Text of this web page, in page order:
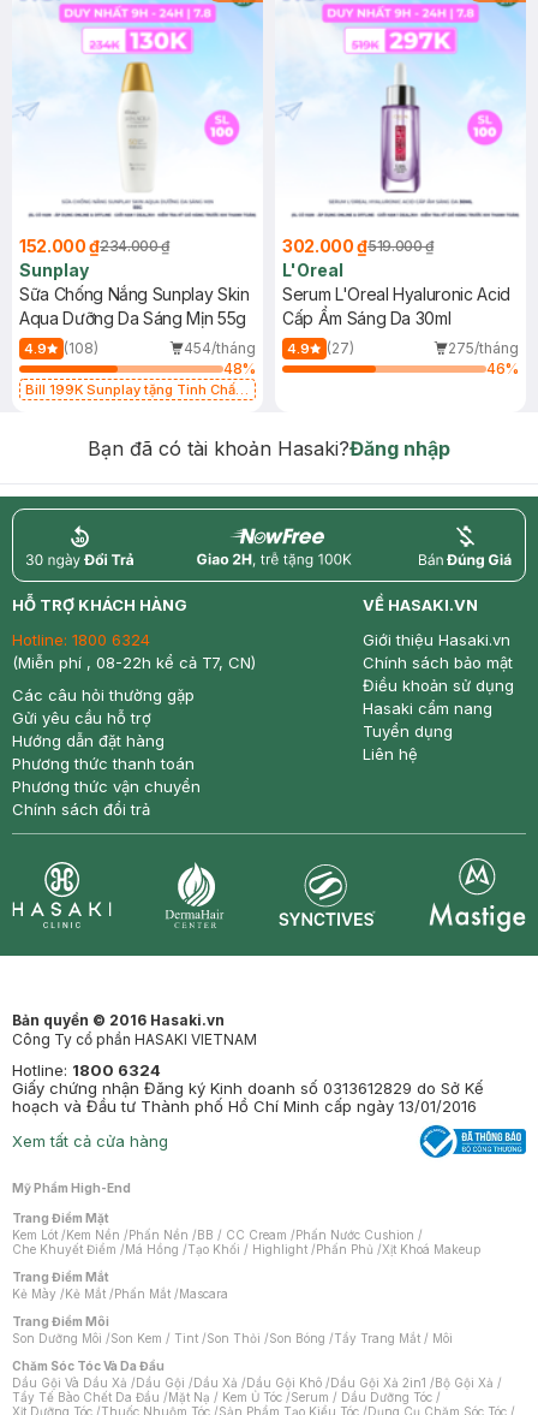
152.000 ₫234.000 ₫
Sunplay
Sữa Chống Nắng Sunplay Skin
Aqua Dưỡng Da Sáng Mịn 55g
4.9 (108)
454/tháng
48%
Bill 199K Sunplay tặng Tinh Chất
302.000 ₫519.000 ₫
L'Oreal
Serum L'Oreal Hyaluronic Acid
Cấp Ẩm Sáng Da 30ml
4.9 (27)
275/tháng
46%
Bạn đã có tài khoản Hasaki?Đăng nhập
return nowfree price
HỖ TRỢ KHÁCH HÀNG
Hotline: 1800 6324
(Miễn phí , 08-22h kể cả T7, CN)
Các câu hỏi thường gặp
Gửi yêu cầu hỗ trợ
Hướng dẫn đặt hàng
Phương thức thanh toán
Phương thức vận chuyển
Chính sách đổi trả
VỀ HASAKI.VN
Giới thiệu Hasaki.vn
Chính sách bảo mật
Điều khoản sử dụng
Hasaki cẩm nang
Tuyển dụng
Liên hệ
Bản quyền © 2016 Hasaki.vn
Công Ty cổ phần HASAKI VIETNAM
Hotline: 1800 6324
Giấy chứng nhận Đăng ký Kinh doanh số 0313612829 do Sở Kế
hoạch và Đầu tư Thành phố Hồ Chí Minh cấp ngày 13/01/2016
Xem tất cả cửa hàng
Mỹ Phẩm High-End
Trang Điểm Mặt
Kem Lót /Kem Nền /Phấn Nền /BB / CC Cream /Phấn Nước Cushion /
Che Khuyết Điểm /Má Hồng /Tạo Khối / Highlight /Phấn Phủ /Xịt Khoá Makeup
Trang Điểm Mắt
Kẻ Mày /Kẻ Mắt /Phấn Mắt /Mascara
Trang Điểm Môi
Son Dưỡng Môi /Son Kem / Tint /Son Thỏi /Son Bóng /Tẩy Trang Mắt / Môi
Chăm Sóc Tóc Và Da Đầu
Dầu Gội Và Dầu Xả /Dầu Gội /Dầu Xả /Dầu Gội Khô /Dầu Gội Xả 2in1 /Bộ Gội Xả /
Tẩy Tế Bào Chết Da Đầu /Mặt Nạ / Kem Ủ Tóc /Serum / Dầu Dưỡng Tóc /
Xịt Dưỡng Tóc /Thuốc Nhuộm Tóc /Sản Phẩm Tạo Kiểu Tóc /Dụng Cụ Chăm Sóc Tóc /